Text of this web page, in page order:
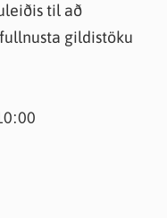
til að
gildistöku